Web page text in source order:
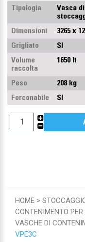
Tipologia
Vasca
Dimensioni
3265 x
Grigliato
SI
Volume
raccolta
1650 lt
Peso
208 kg
Forconabile
SI
+
-
HOME
CONTENIMENTO
VASCHE DI
VPE3C